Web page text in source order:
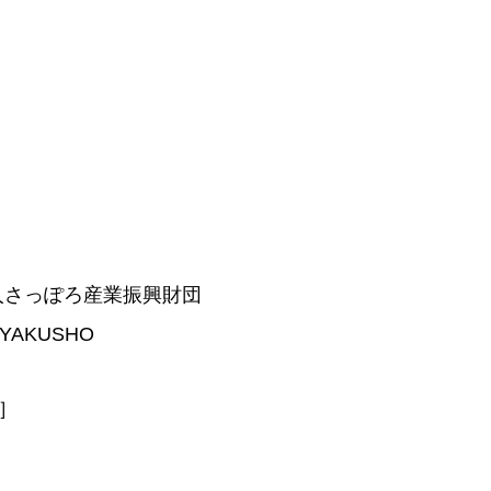
っぽろ産業振興財団